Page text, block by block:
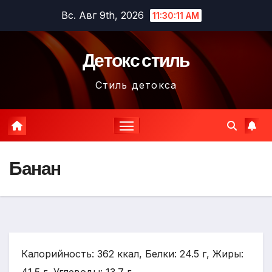
содержимому
Вс. Авг 9th, 2026 11:30:12 AM
Детокс стиль
Стиль детокса
Банан
Калорийность: 362 ккал, Белки: 24.5 г, Жиры: